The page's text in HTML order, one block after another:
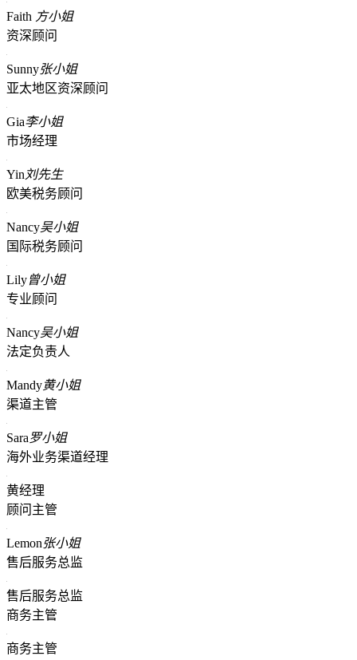
Faith 方小姐
资深顾问
Sunny张小姐
亚太地区资深顾问
Gia李小姐
市场经理
Yin 刘先生
欧美税务顾问
Nancy吴小姐
国际税务顾问
Lily曾小姐
专业顾问
Nancy吴小姐
法定负责人
Mandy黄小姐
渠道主管
Sara罗小姐
海外业务渠道经理
黄经理
顾问主管
Lemon张小姐
售后服务总监
售后服务总监
商务主管
商务主管